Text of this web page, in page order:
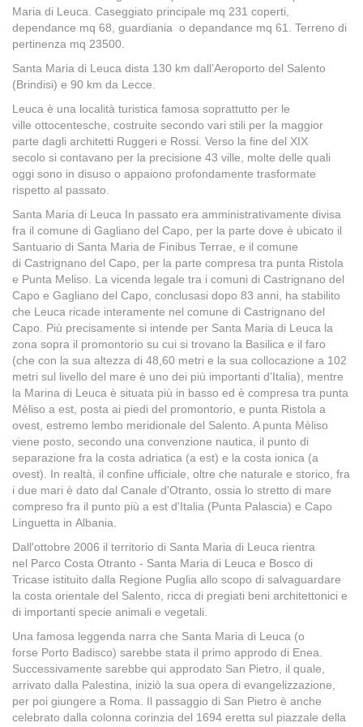
Maria di Leuca. Caseggiato principale mq 231 coperti,
dependance mq 68, guardiania o depandance mq 61. Terreno di
pertinenza mq 23500.
Santa Maria di Leuca dista 130 km dall’Aeroporto del Salento
(Brindisi) e 90 km da Lecce.
Leuca è una località turistica famosa soprattutto per le
ville ottocentesche, costruite secondo vari stili per la maggior
parte dagli architetti Ruggeri e Rossi. Verso la fine del XIX
secolo si contavano per la precisione 43 ville, molte delle quali
oggi sono in disuso o appaiono profondamente trasformate
rispetto al passato.
Santa Maria di Leuca In passato era amministrativamente divisa
fra il comune di Gagliano del Capo, per la parte dove è ubicato il
Santuario di Santa Maria de Finibus Terrae, e il comune
di Castrignano del Capo, per la parte compresa tra punta Ristola
e Punta Meliso. La vicenda legale tra i comuni di Castrignano del
Capo e Gagliano del Capo, conclusasi dopo 83 anni, ha stabilito
che Leuca ricade interamente nel comune di Castrignano del
Capo. Più precisamente si intende per Santa Maria di Leuca la
zona sopra il promontorio su cui si trovano la Basilica e il faro
(che con la sua altezza di 48,60 metri e la sua collocazione a 102
metri sul livello del mare è uno dei più importanti d'Italia), mentre
la Marina di Leuca è situata più in basso ed è compresa tra punta
Mèliso a est, posta ai piedi del promontorio, e punta Ristola a
ovest, estremo lembo meridionale del Salento. A punta Mèliso
viene posto, secondo una convenzione nautica, il punto di
separazione fra la costa adriatica (a est) e la costa ionica (a
ovest). In realtà, il confine ufficiale, oltre che naturale e storico, fra
i due mari è dato dal Canale d'Otranto, ossia lo stretto di mare
compreso fra il punto più a est d'Italia (Punta Palascia) e Capo
Linguetta in Albania.
Dall'ottobre 2006 il territorio di Santa Maria di Leuca rientra
nel Parco Costa Otranto - Santa Maria di Leuca e Bosco di
Tricase istituito dalla Regione Puglia allo scopo di salvaguardare
la costa orientale del Salento, ricca di pregiati beni architettonici e
di importanti specie animali e vegetali.
Una famosa leggenda narra che Santa Maria di Leuca (o
forse Porto Badisco) sarebbe stata il primo approdo di Enea.
Successivamente sarebbe qui approdato San Pietro, il quale,
arrivato dalla Palestina, iniziò la sua opera di evangelizzazione,
per poi giungere a Roma. Il passaggio di San Pietro è anche
celebrato dalla colonna corinzia del 1694 eretta sul piazzale della